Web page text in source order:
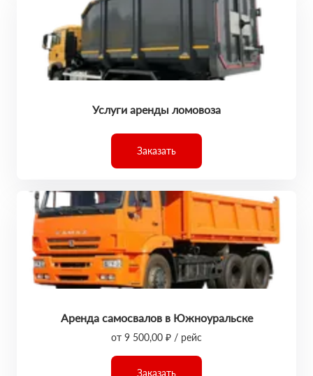
Услуги аренды ломовоза
Заказать
Аренда самосвалов в Южноуральске
от 9 500,00 ₽ / рейс
Заказать